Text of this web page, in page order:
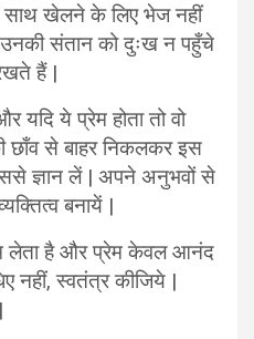
खेलने के लिए भेज नहीं
उनकी संतान को दुःख न पहुँचे
हैं |
यदि ये प्रेम होता तो वो
छाँव से बाहर निकलकर इस
ज्ञान लें | अपने अनुभवों से
बनायें |
लेता है और प्रेम केवल आनंद
नहीं, स्वतंत्र कीजिये |